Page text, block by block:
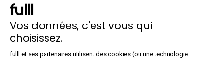
fulll
Vos données, c'est vous qui
choisissez.
Plateforme de Gestion du
fulll et ses partenaires utilisent des cookies (ou une technologie